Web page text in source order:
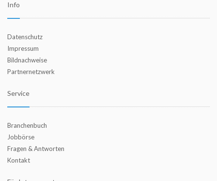
Info
Datenschutz
Impressum
Bildnachweise
Partnernetzwerk
Service
Branchenbuch
Jobbörse
Fragen & Antworten
Kontakt